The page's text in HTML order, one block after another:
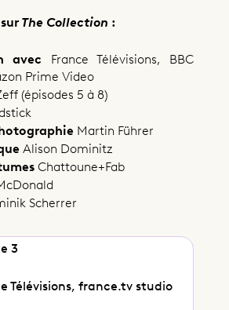
The Collection :
avec France Télévisions, BBC
Prime Video
(épisodes 5 à 8)
Martin Führer
Alison Dominitz
Chattoune+Fab
Scherrer
3
Télévisions, france.tv studio